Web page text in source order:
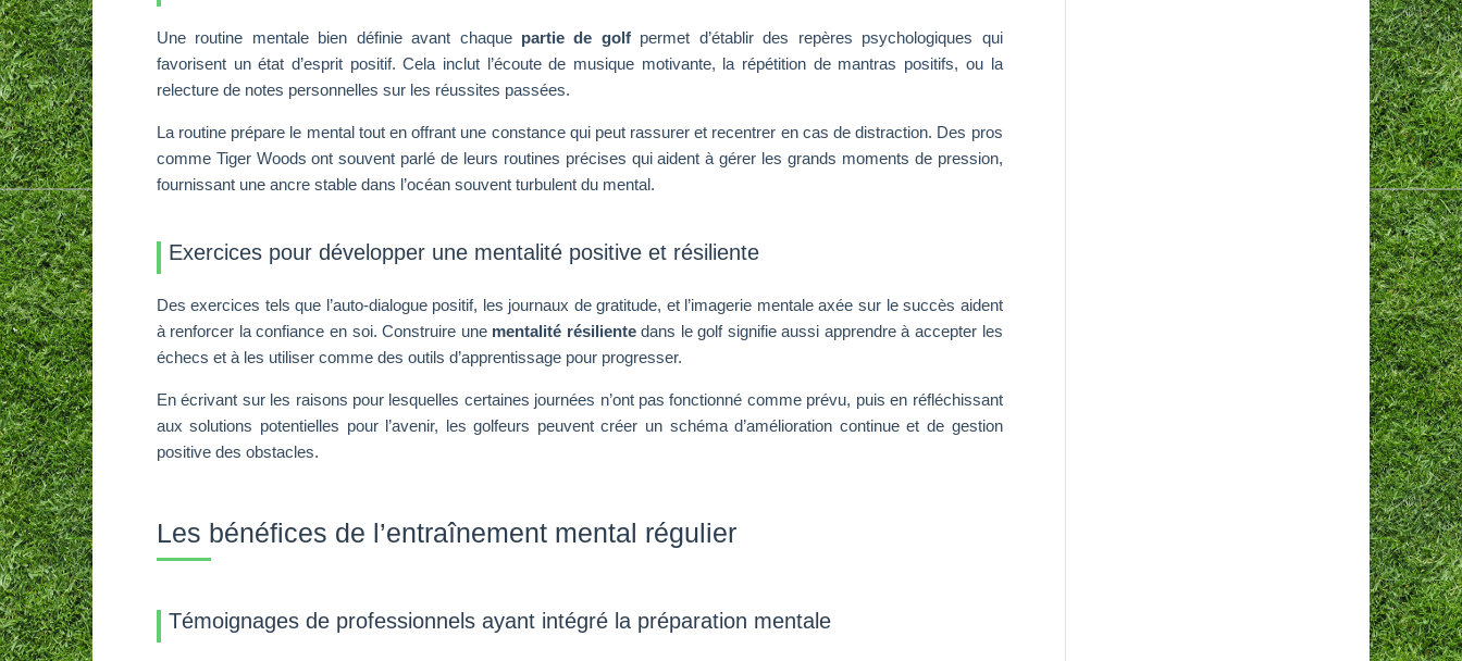
Une routine mentale bien définie avant chaque partie de golfpermet d’établir des repères psychologiques qui
favorisent un état d’esprit positif. Cela inclut l’écoute de musique motivante, la répétition de mantras positifs, ou la
relecture de notes personnelles sur les réussites passées.
La routine prépare le mental tout en offrant une constance qui peut rassurer et recentrer en cas de distraction. Des pros
comme Tiger Woods ont souvent parlé de leurs routines précises qui aident à gérer les grands moments de pression,
fournissant une ancre stable dans l’océan souvent turbulent du mental.
Exercices pour développer une mentalité positive et résiliente
Des exercices tels que l’auto-dialogue positif, les journaux de gratitude, et l’imagerie mentale axée sur le succès aident
à renforcer la confiance en soi. Construire une mentalité résilientedans le golf signifie aussi apprendre à accepter les
échecs et à les utiliser comme des outils d’apprentissage pour progresser.
En écrivant sur les raisons pour lesquelles certaines journées n’ont pas fonctionné comme prévu, puis en réfléchissant
aux solutions potentielles pour l’avenir, les golfeurs peuvent créer un schéma d’amélioration continue et de gestion
positive des obstacles.
Les bénéfices de l’entraînement mental régulier
Témoignages de professionnels ayant intégré la préparation mentale